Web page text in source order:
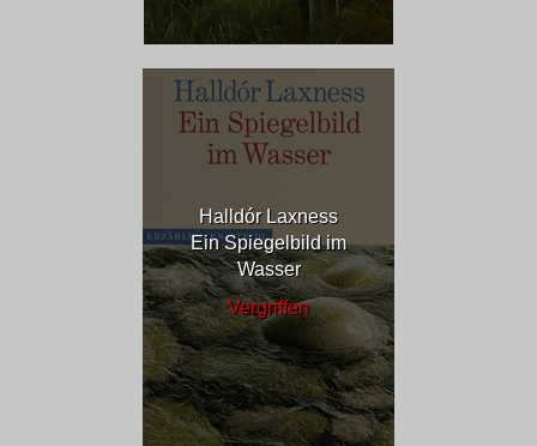
Halldór Laxness
Ein Spiegelbild im
Wasser
Vergriffen